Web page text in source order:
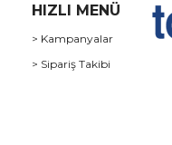
HIZLI MENÜ
> Kampanyalar
> Sipariş Takibi